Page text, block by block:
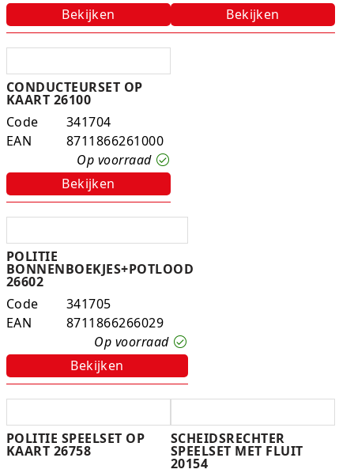
Bekijken
Bekijken
CONDUCTEURSET OP
KAART 26100
Code
341704
EAN
8711866261000
Op voorraad
Bekijken
POLITIE
BONNENBOEKJES+POTLOOD
26602
Code
341705
EAN
8711866266029
Op voorraad
Bekijken
POLITIE SPEELSET OP
KAART 26758
SCHEIDSRECHTER
SPEELSET MET FLUIT
20154